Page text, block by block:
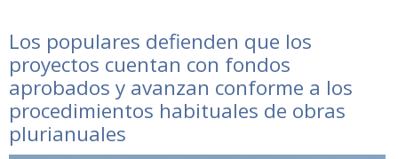
Los populares defienden que los
proyectos cuentan con fondos
aprobados y avanzan conforme a los
procedimientos habituales de obras
plurianuales